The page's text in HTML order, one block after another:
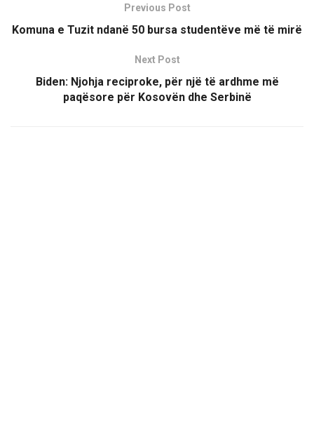
Previous Post
Komuna e Tuzit ndanë 50 bursa studentëve më të mirë
Next Post
Biden: Njohja reciproke, për një të ardhme më
paqësore për Kosovën dhe Serbinë